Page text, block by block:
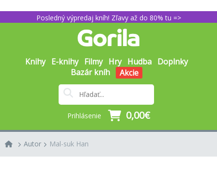
Posledný výpredaj kníh! Zľavy až do 80% tu =>
Knihy E-knihy Filmy Hry Hudba Doplnky
Bazár kníh
Akcie
Prihlásenie 0,00€
Autor Mal-suk Han